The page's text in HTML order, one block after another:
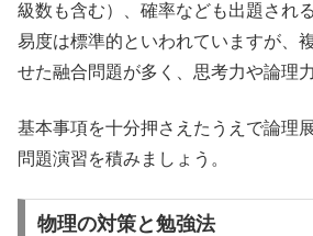
級数も含む）、確率なども出題され
易度は標準的といわれていますが、
せた融合問題が多く、思考力や論理
基本事項を十分押さえたうえで論理
問題演習を積みましょう。
物理の対策と勉強法